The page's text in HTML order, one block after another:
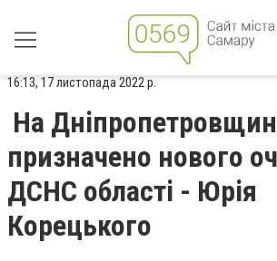
16:13, 17 листопада 2022 р.
На
призначено нового
ДСНС області - Юрія
Корецького